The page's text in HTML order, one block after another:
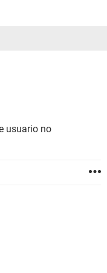
usuario no